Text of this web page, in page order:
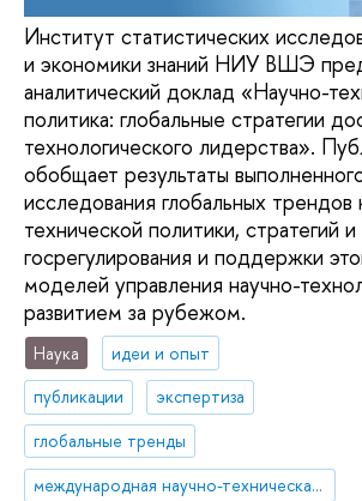
Институт статистических
и экономики знаний НИУ ВШЭ
аналитический доклад «Научно-
политика: глобальные стратегии
технологического лидерства».
обобщает результаты
исследования глобальных трендов
технической политики, стратегий
госрегулирования и поддержки
моделей управления научно-
развитием за рубежом.
Наука
идеи и опыт
публикации
экспертиза
глобальные тренды
международная научно-техническая политика